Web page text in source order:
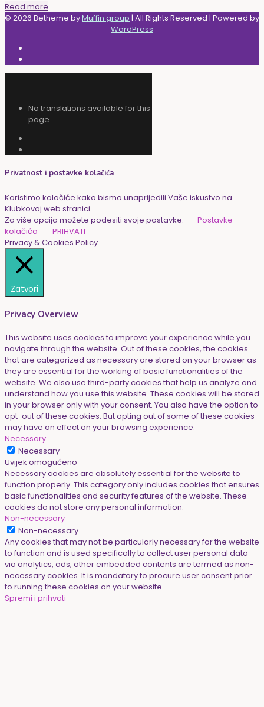
Read more
© 2026 Betheme byMuffin group | All Rights Reserved | Powered by
WordPress
No translations available for this
page
Privatnost i postavke kolačića
Koristimo kolačiće kako bismo unaprijedili Vaše iskustvo na
Klubkovoj web stranici.
Za više opcija možete podesiti svoje postavke.
Postavke
kolačića
PRIHVATI
Privacy & Cookies Policy
Zatvori
Privacy Overview
This website uses cookies to improve your experience while you
navigate through the website. Out of these cookies, the cookies
that are categorized as necessary are stored on your browser as
they are essential for the working of basic functionalities of the
website. We also use third-party cookies that help us analyze and
understand how you use this website. These cookies will be stored
in your browser only with your consent. You also have the option to
opt-out of these cookies. But opting out of some of these cookies
may have an effect on your browsing experience.
Necessary
Necessary
Uvijek omogućeno
Necessary cookies are absolutely essential for the website to
function properly. This category only includes cookies that ensures
basic functionalities and security features of the website. These
cookies do not store any personal information.
Non-necessary
Non-necessary
Any cookies that may not be particularly necessary for the website
to function and is used specifically to collect user personal data
via analytics, ads, other embedded contents are termed as non-
necessary cookies. It is mandatory to procure user consent prior
to running these cookies on your website.
Spremi i prihvati